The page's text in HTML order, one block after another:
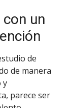
con un
de
de manera
y
parece ser